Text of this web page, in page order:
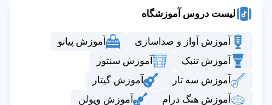
لیست دروس آموزشگاه
آموزش آواز و صداسازی
آموزش پیانو
آموزش تنبک
آموزش سنتور
آموزش سه تار
آموزش گیتار
آموزش هنگ درام
آموزش ویولن